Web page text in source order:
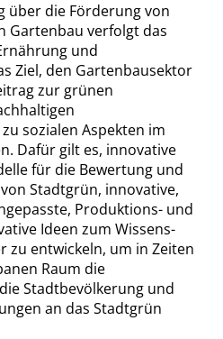
über die Förderung von
Gartenbau verfolgt das
und
Ziel, den Gartenbausektor
zur grünen
sozialen Aspekten im
Dafür gilt es, innovative
für die Bewertung und
Stadtgrün, innovative,
Produktions- und
Ideen zum Wissens-
entwickeln, um in Zeiten
Raum die
Stadtbevölkerung und
an das Stadtgrün